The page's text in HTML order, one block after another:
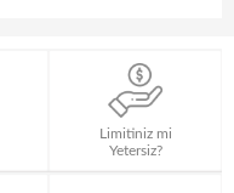
Limitiniz mi
Yetersiz?